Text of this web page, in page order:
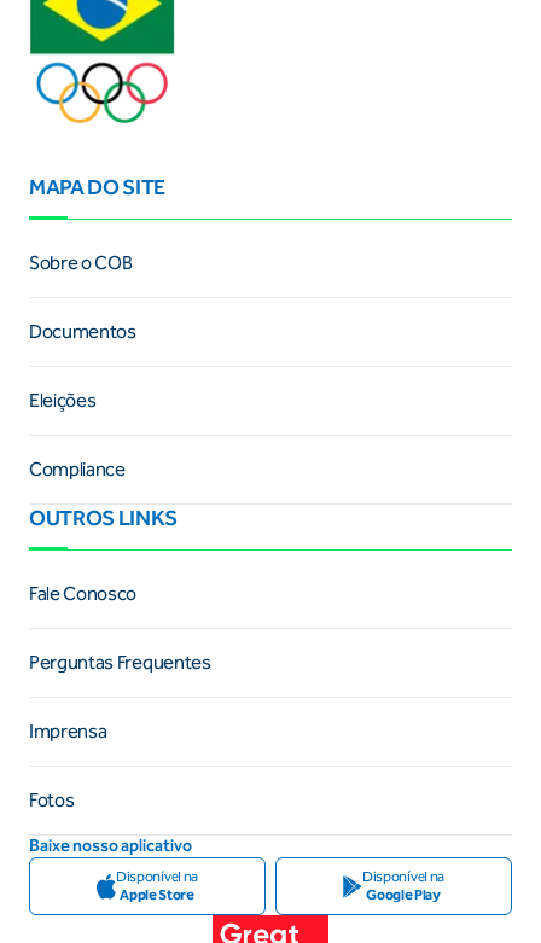
MAPA DO SITE
Sobre o COB
Documentos
Eleições
Compliance
OUTROS LINKS
Fale Conosco
Perguntas Frequentes
Imprensa
Fotos
Baixe nosso aplicativo
Disponível na
Apple Store
Disponível na
Google Play